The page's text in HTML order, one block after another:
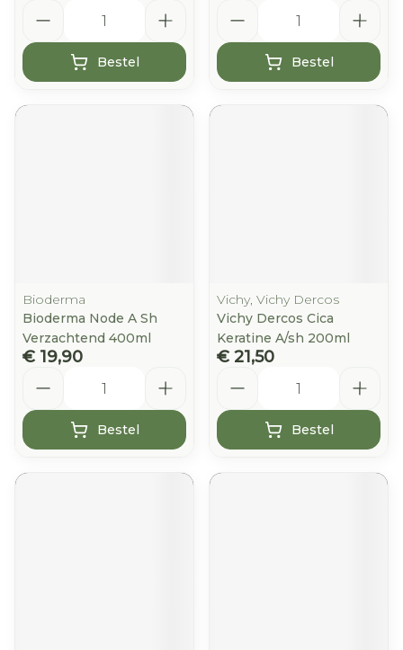
Bestel Bestel
Bioderma
Bioderma Node A Sh
Verzachtend 400ml
€ 19,90
Bestel
Vichy, Vichy Dercos
Vichy Dercos Cica
Keratine A/sh 200ml
€ 21,50
Bestel